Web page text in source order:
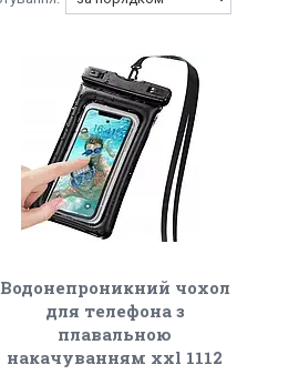
Водонепроникний чохол
для телефона з
плавальною
накачуванням xxl 1112